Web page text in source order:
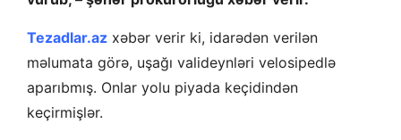
Tezadlar.az xəbər verir ki, idarədən verilən
məlumata görə, uşağı valideynləri velosipedlə
aparıbmış. Onlar yolu piyada keçidindən
keçirmişlər.